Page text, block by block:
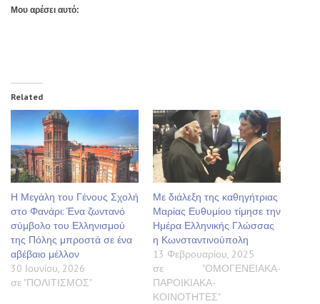
Μου αρέσει αυτό:
Related
Η Μεγάλη του Γένους Σχολή
στο Φανάρι: Ένα ζωντανό
σύμβολο του Ελληνισμού
της Πόλης μπροστά σε ένα
αβέβαιο μέλλον
30 Ιουνίου, 2026
σε "ΠΟΛΙΤΙΣΜΟΣ"
Με διάλεξη της καθηγήτριας
Μαρίας Ευθυμίου τίμησε την
Ημέρα Ελληνικής Γλώσσας
η Κωνσταντινούπολη
13 Φεβρουαρίου, 2025
σε "ΟΜΟΓΕΝΕΙΑΚΑ-
ΠΑΡΟΙΚΙΑΚΑ-
ΚΟΙΝΟΤΗΤΕΣ"